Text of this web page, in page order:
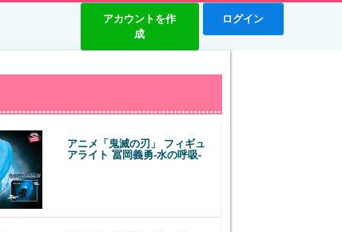
アカウントを作
成
ログイン
アニメ「鬼滅の刃」 フィギュ
アライト 冨岡義勇-水の呼吸-